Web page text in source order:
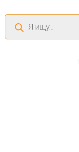
Поиск
товаров